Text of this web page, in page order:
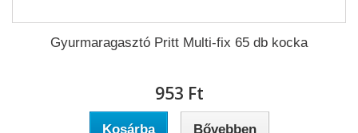
Gyurmaragasztó Pritt Multi-fix 65 db kocka
953 Ft‎
Kosárba Bővebben